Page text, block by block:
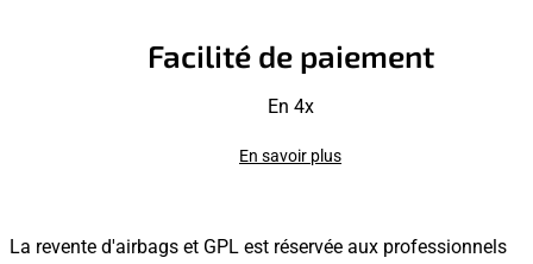
Facilité de paiement
En 4x
En savoir plus
La revente d'airbags et GPL est réservée aux professionnels